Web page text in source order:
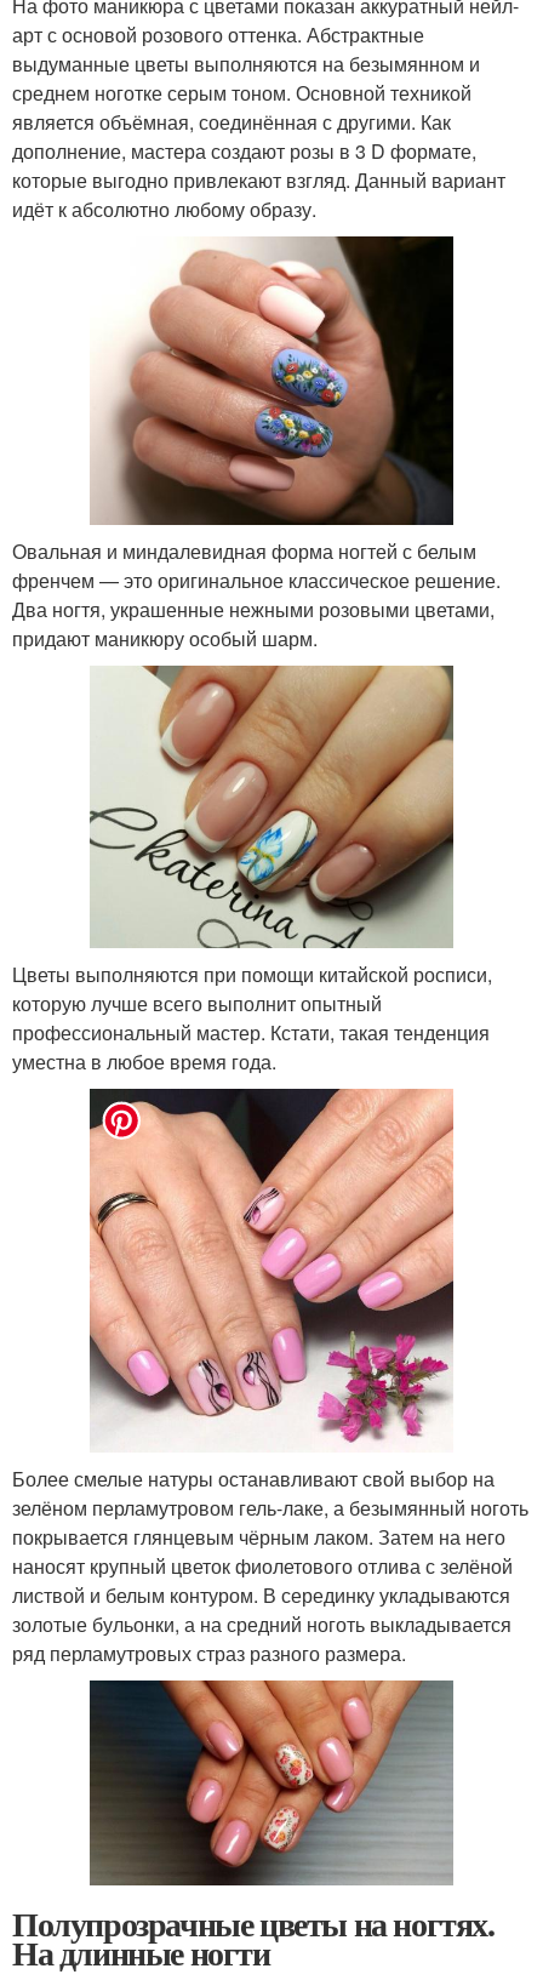
арт с основой розового оттенка. Абстрактные
выдуманные цветы выполняются на безымянном и
среднем ноготке серым тоном. Основной техникой
является объёмная, соединённая с другими. Как
дополнение, мастера создают розы в 3 D формате,
которые выгодно привлекают взгляд. Данный вариант
идёт к абсолютно любому образу.
Овальная и миндалевидная форма ногтей с белым
френчем — это оригинальное классическое решение.
Два ногтя, украшенные нежными розовыми цветами,
придают маникюру особый шарм.
Цветы выполняются при помощи китайской росписи,
которую лучше всего выполнит опытный
профессиональный мастер. Кстати, такая тенденция
уместна в любое время года.
Более смелые натуры останавливают свой выбор на
зелёном перламутровом гель-лаке, а безымянный ноготь
покрывается глянцевым чёрным лаком. Затем на него
наносят крупный цветок фиолетового отлива с зелёной
листвой и белым контуром. В серединку укладываются
золотые бульонки, а на средний ноготь выкладывается
ряд перламутровых страз разного размера.
Полупрозрачные цветы на ногтях.
На длинные ногти